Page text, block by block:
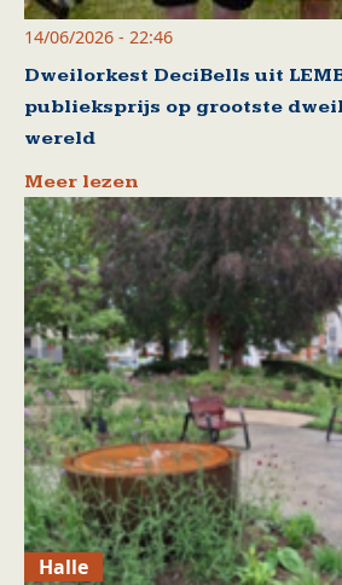
14/06/2026 - 22:46
Dweilorkest DeciBells uit
publieksprijs op grootste
wereld
Meer lezen
Halle